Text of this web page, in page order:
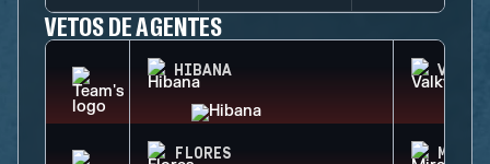
VETOS DE AGENTES
HIBANA
FLORES MIRA